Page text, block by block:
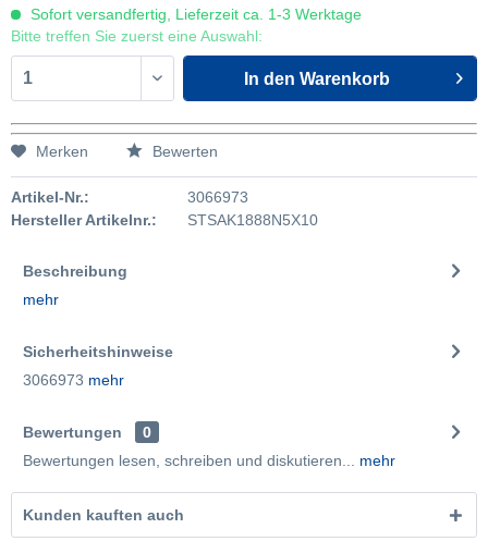
Sofort versandfertig, Lieferzeit ca. 1-3 Werktage
Bitte treffen Sie zuerst eine Auswahl:
In den Warenkorb
Merken Bewerten
Artikel-Nr.:
3066973
Hersteller Artikelnr.:
STSAK1888N5X10
Beschreibung
mehr
Sicherheitshinweise
3066973 mehr
Bewertungen
0
Bewertungen lesen, schreiben und diskutieren...
mehr
Kunden kauften auch